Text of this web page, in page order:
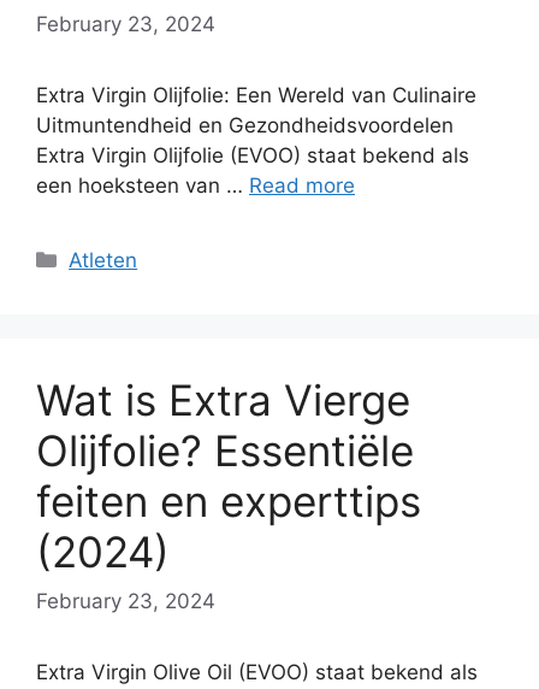
February 23, 2024
Extra Virgin Olijfolie: Een Wereld van Culinaire
Uitmuntendheid en Gezondheidsvoordelen
Extra Virgin Olijfolie (EVOO) staat bekend als
een hoeksteen van … Read more
Categories
Atleten
Wat is Extra Vierge
Olijfolie? Essentiële
feiten en experttips
(2024)
February 23, 2024
Extra Virgin Olive Oil (EVOO) staat bekend als